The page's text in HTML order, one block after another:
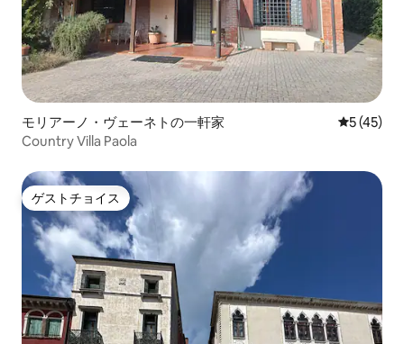
モリアーノ・ヴェーネトの一軒家 レビュー
5 (45)
Country Villa Paola
ゲストチョイス
ゲストチョイス